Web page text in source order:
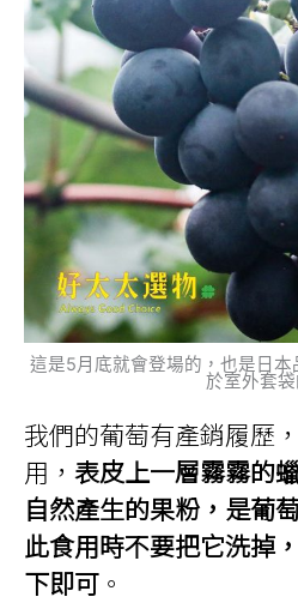
這是5月底就會登場的，也是日
於室外套袋
我們的葡萄有產銷履歷
用， 表皮上一層霧霧的
自然產生的果粉，是葡
此食用時不要把它洗掉
下即可 。